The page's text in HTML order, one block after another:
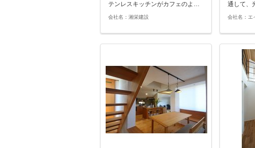
テンレスキッチンがカフェのよ…
会社名：湘栄建設
通して、
会社名：エ